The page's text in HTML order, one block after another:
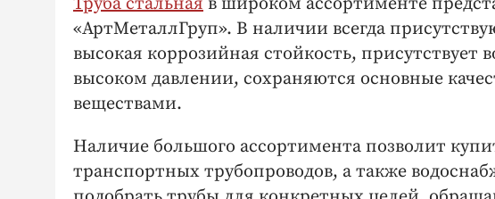
«АртМеталлГруп». В наличии всегда
высокая коррозийная стойкость,
высоком давлении, сохраняются основные
веществами.
Наличие большого ассортимента позволит
транспортных трубопроводов, а также